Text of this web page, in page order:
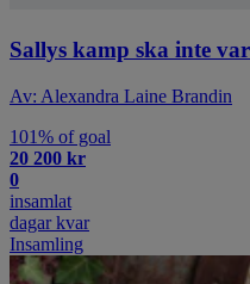
Sallys kamp ska inte
Av: Alexandra Laine Brandin
101% of goal
20 200 kr
0
insamlat
dagar kvar
Insamling